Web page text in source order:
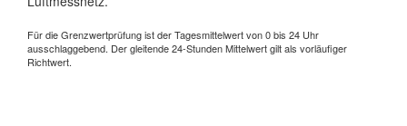
Für die Grenzwertprüfung ist der Tagesmittelwert von 0 bis 24 Uhr
ausschlaggebend. Der gleitende 24-Stunden Mittelwert gilt als vorläufiger
Richtwert.